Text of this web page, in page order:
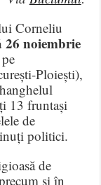
Corneliu
26 noiembrie
Ploiești),
13 fruntași
de
politici.
de
și în